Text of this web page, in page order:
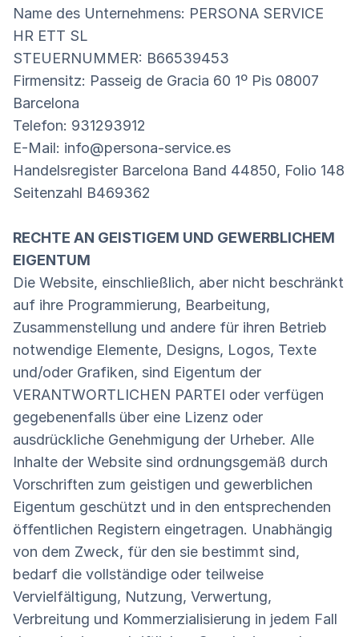
Name des Unternehmens: PERSONA SERVICE
HR ETT SL
STEUERNUMMER: B66539453
Firmensitz: Passeig de Gracia 60 1º Pis 08007
Barcelona
Telefon: 931293912
E-Mail: info@persona-service.es
Handelsregister Barcelona Band 44850, Folio 148
Seitenzahl B469362
RECHTE AN GEISTIGEM UND GEWERBLICHEM
EIGENTUM
Die Website, einschließlich, aber nicht beschränkt
auf ihre Programmierung, Bearbeitung,
Zusammenstellung und andere für ihren Betrieb
notwendige Elemente, Designs, Logos, Texte
und/oder Grafiken, sind Eigentum der
VERANTWORTLICHEN PARTEI oder verfügen
gegebenenfalls über eine Lizenz oder
ausdrückliche Genehmigung der Urheber. Alle
Inhalte der Website sind ordnungsgemäß durch
Vorschriften zum geistigen und gewerblichen
Eigentum geschützt und in den entsprechenden
öffentlichen Registern eingetragen. Unabhängig
von dem Zweck, für den sie bestimmt sind,
bedarf die vollständige oder teilweise
Vervielfältigung, Nutzung, Verwertung,
Verbreitung und Kommerzialisierung in jedem Fall